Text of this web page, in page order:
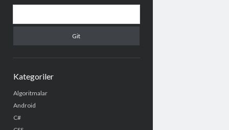
a
M
e
n
ü
r
m
a
Kategoriler
Algoritmalar
Android
C#